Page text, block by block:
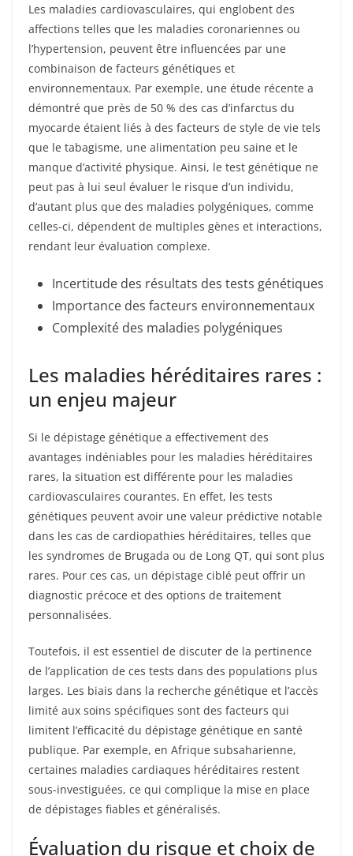
Les maladies cardiovasculaires, qui englobent des
affections telles que les maladies coronariennes ou
l’hypertension, peuvent être influencées par une
combinaison de facteurs génétiques et
environnementaux. Par exemple, une étude récente a
démontré que près de 50 % des cas d’infarctus du
myocarde étaient liés à des facteurs de style de vie tels
que le tabagisme, une alimentation peu saine et le
manque d’activité physique. Ainsi, le test génétique ne
peut pas à lui seul évaluer le risque d’un individu,
d’autant plus que des maladies polygéniques, comme
celles-ci, dépendent de multiples gènes et interactions,
rendant leur évaluation complexe.
Incertitude des résultats des tests génétiques
Importance des facteurs environnementaux
Complexité des maladies polygéniques
Les maladies héréditaires rares :
un enjeu majeur
Si le dépistage génétique a effectivement des
avantages indéniables pour les maladies héréditaires
rares, la situation est différente pour les maladies
cardiovasculaires courantes. En effet, les tests
génétiques peuvent avoir une valeur prédictive notable
dans les cas de cardiopathies héréditaires, telles que
les syndromes de Brugada ou de Long QT, qui sont plus
rares. Pour ces cas, un dépistage ciblé peut offrir un
diagnostic précoce et des options de traitement
personnalisées.
Toutefois, il est essentiel de discuter de la pertinence
de l’application de ces tests dans des populations plus
larges. Les biais dans la recherche génétique et l’accès
limité aux soins spécifiques sont des facteurs qui
limitent l’efficacité du dépistage génétique en santé
publique. Par exemple, en Afrique subsaharienne,
certaines maladies cardiaques héréditaires restent
sous-investiguées, ce qui complique la mise en place
de dépistages fiables et généralisés.
Évaluation du risque et choix de